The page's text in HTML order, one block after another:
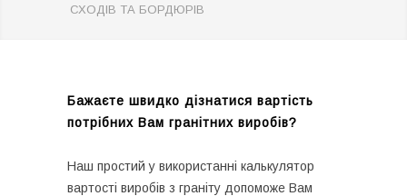
СХОДІВ ТА БОРДЮРІВ
Бажаєте швидко дізнатися вартість
потрібних Вам гранітних виробів?
Наш простий у використанні калькулятор
вартості виробів з граніту допоможе Вам